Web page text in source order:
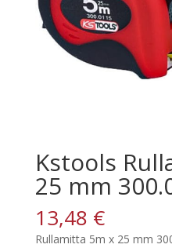
Kstools
25 mm
13,48 €
Rullamitta 5m x 25 mm